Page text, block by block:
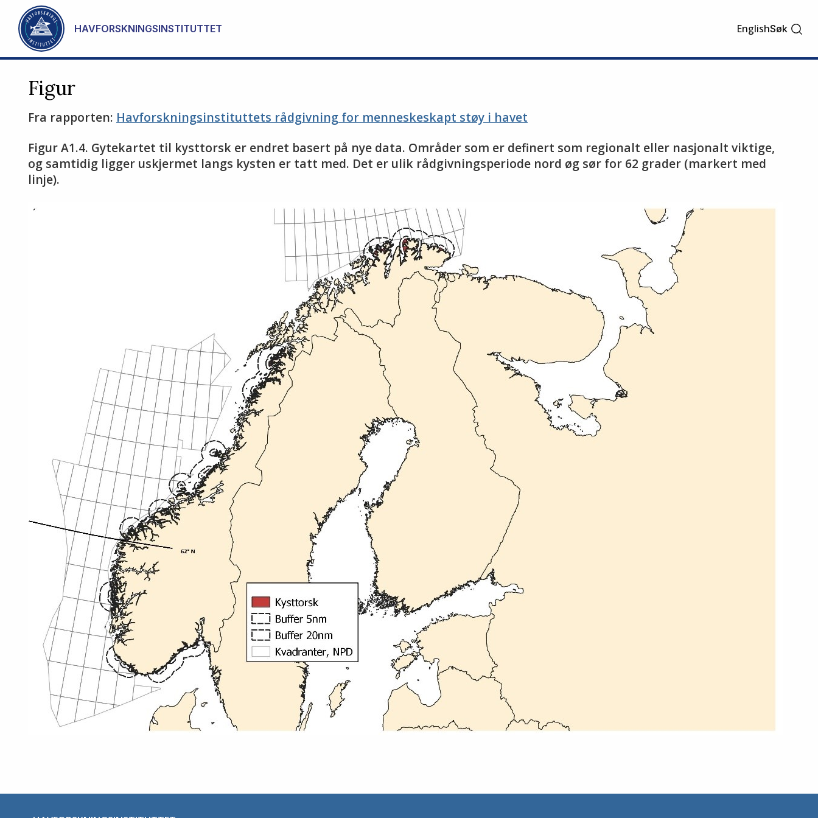
Gå til hovedinnhold
HAVFORSKNINGSINSTITUTTET EnglishSøk
Figur
Fra rapporten: Havforskningsinstituttets rådgivning for menneskeskapt støy i havet
Figur A1.4. Gytekartet til kysttorsk er endret basert på nye data. Områder som er definert som regionalt eller nasjonalt viktige,
og samtidig ligger uskjermet langs kysten er tatt med. Det er ulik rådgivningsperiode nord øg sør for 62 grader (markert med
linje).